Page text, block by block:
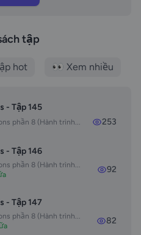
tập
hot 👀 Xem nhiều
- Tập 145
phần 8 (Hành trình... 253
- Tập 146
phần 8 (Hành trình...
92
- Tập 147
phần 8 (Hành trình...
82